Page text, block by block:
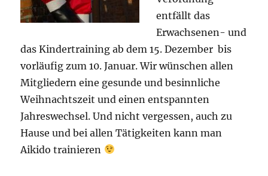
entfällt das
Erwachsenen- und
das Kindertraining ab dem 15. Dezember bis
vorläufig zum 10. Januar. Wir wünschen allen
Mitgliedern eine gesunde und besinnliche
Weihnachtszeit und einen entspannten
Jahreswechsel. Und nicht vergessen, auch zu
Hause und bei allen Tätigkeiten kann man
Aikido trainieren